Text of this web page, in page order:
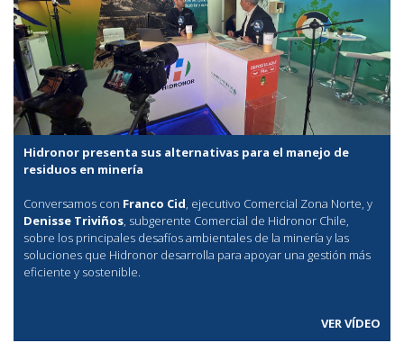
Hidronor presenta sus alternativas para el manejo de
residuos en minería
Conversamos con Franco Cid, ejecutivo Comercial Zona Norte, y
Denisse Triviños, subgerente Comercial de Hidronor Chile,
sobre los principales desafíos ambientales de la minería y las
soluciones que Hidronor desarrolla para apoyar una gestión más
eficiente y sostenible.
VER VÍDEO